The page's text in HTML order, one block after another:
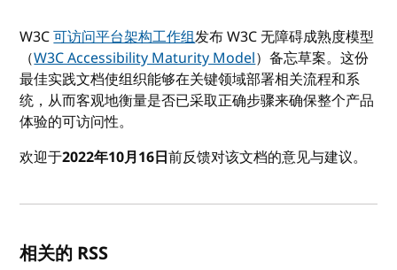
W3C可访问平台架构工作组发布 W3C 无障碍成熟度模型
（W3C Accessibility Maturity Model）备忘草案。这份
最佳实践文档使组织能够在关键领域部署相关流程和系
统，从而客观地衡量是否已采取正确步骤来确保整个产品
体验的可访问性。
欢迎于2022年10月16日前反馈对该文档的意见与建议。
相关的 RSS